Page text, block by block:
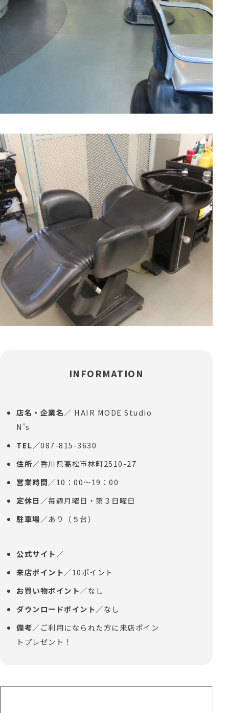
INFORMATION
店名・企業名／ HAIR MODE Studio
N's
TEL／087-815-3630
住所／香川県高松市林町2510-27
営業時間／10：00～19：00
定休日 ／毎週月曜日・第３日曜日
駐車場／あり（５台）
公式サイト ／
来店ポイント／10ポイント
お買い物ポイント／なし
ダウンロードポイント／なし
備考／ご利用になられた方に来店ポイン
トプレゼント！